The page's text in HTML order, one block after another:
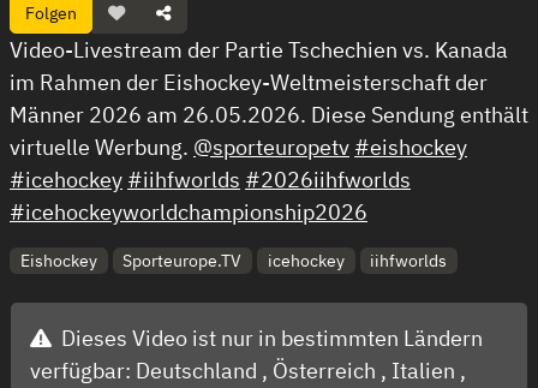
Folgen
Video-Livestream der Partie Tschechien vs. Kanada
im Rahmen der Eishockey-Weltmeisterschaft der
Männer 2026 am 26.05.2026. Diese Sendung enthält
virtuelle Werbung. @sporteuropetv #eishockey
#icehockey #iihfworlds #2026iihfworlds
#icehockeyworldchampionship2026
Eishockey Sporteurope.TV icehockey iihfworlds
Dieses Video ist nur in bestimmten Ländern
verfügbar: Deutschland , Österreich , Italien ,